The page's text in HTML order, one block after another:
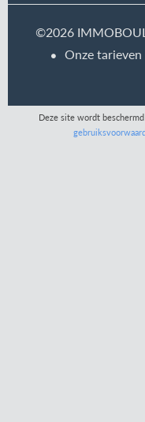
©2026
Onze tarieven
Deze site wordt